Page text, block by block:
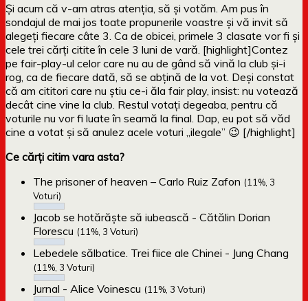
Și acum că v-am atras atenția, să și votăm. Am pus în
sondajul de mai jos toate propunerile voastre și vă invit să
alegeți fiecare câte 3. Ca de obicei, primele 3 clasate vor fi și
cele trei cărți citite în cele 3 luni de vară. [highlight]Contez
pe fair-play-ul celor care nu au de gând să vină la club și-i
rog, ca de fiecare dată, să se abțină de la vot. Deși constat
că am cititori care nu știu ce-i ăla fair play, insist: nu votează
decât cine vine la club. Restul votați degeaba, pentru că
voturile nu vor fi luate în seamă la final. Dap, eu pot să văd
cine a votat și să anulez acele voturi „ilegale” 😉 [/highlight]
Ce cărți citim vara asta?
The prisoner of heaven – Carlo Ruiz Zafon (11%, 3
Voturi)
Jacob se hotărăște să iubească - Cătălin Dorian
Florescu (11%, 3 Voturi)
Lebedele sălbatice. Trei fiice ale Chinei - Jung Chang
(11%, 3 Voturi)
Jurnal - Alice Voinescu (11%, 3 Voturi)